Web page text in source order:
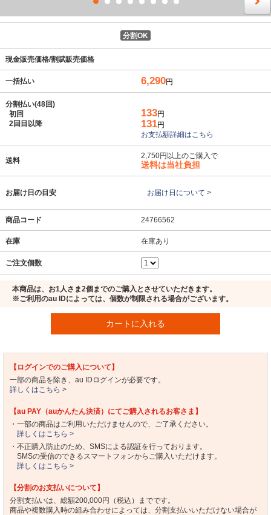
分割OK
現金販売価格/割賦販売価格
一括払い 6,290円
分割払い(48回)
初回
2回目以降
133円
131円
お支払額詳細はこちら
送料
2,750円以上のご購入で
送料は当社負担
お届け日の目安 お届け日について >
商品コード 24766562
在庫 在庫あり
ご注文個数
本商品は、お1人さま2個までのご購入とさせていただきます。
※ご利用のau IDによっては、個数が制限される場合がございます。
カートに入れる
【ログインでのご購入について】
一部の商品を除き、au IDログインが必要です。
詳しくはこちら >
【au PAY（auかんたん決済）にてご購入されるお客さま】
・一部の商品はご利用いただけませんので、ご了承ください。
詳しくはこちら >
・不正購入防止のため、SMSによる認証を行っております。
SMSの受信のできるスマートフォンからご購入いただけます。
詳しくはこちら >
【分割のお支払いについて】
分割支払いは、総額200,000円（税込）までです。
商品や複数購入時の組み合わせによっては、分割支払いいただけない場合が